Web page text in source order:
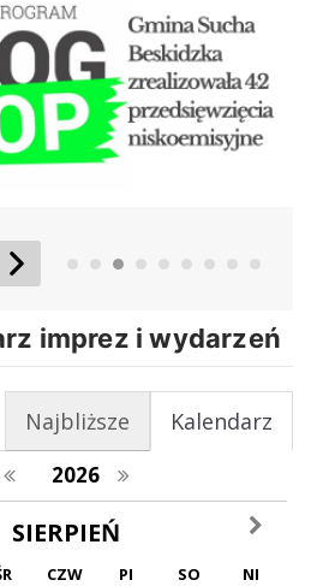
Element
Następny Element
imprez i wydarzeń
Kalendarz
Najbliższe
poprzedni rok
2026 następny rok
SIERPIEŃ następny
CZW PI SO NI